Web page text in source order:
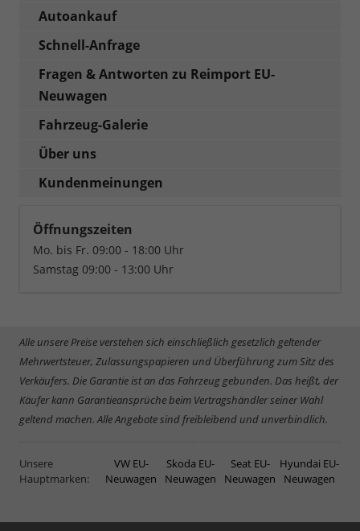
Autoankauf
Schnell-Anfrage
Fragen & Antworten zu Reimport EU-
Neuwagen
Fahrzeug-Galerie
Über uns
Kundenmeinungen
Öffnungszeiten
Mo. bis Fr. 09:00 - 18:00 Uhr
Samstag 09:00 - 13:00 Uhr
Alle unsere Preise verstehen sich einschließlich gesetzlich geltender
Mehrwertsteuer, Zulassungspapieren und Überführung zum Sitz des
Verkäufers. Die Garantie ist an das Fahrzeug gebunden. Das heißt, der
Käufer kann Garantieansprüche beim Vertragshändler seiner Wahl
geltend machen. Alle Angebote sind freibleibend und unverbindlich.
Unsere
Hauptmarken:
VW EU-
Neuwagen
Skoda EU-
Neuwagen
Seat EU-
Neuwagen
Hyundai EU-
Neuwagen